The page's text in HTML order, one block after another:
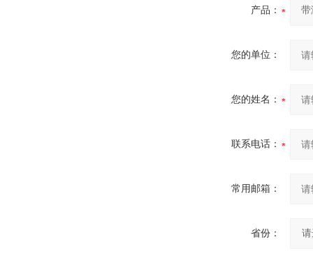
产品：
您的单位：
您的姓名：
联系电话：
常用邮箱：
省份：